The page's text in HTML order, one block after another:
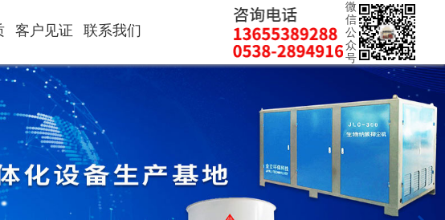
客户见证 联系我们
微
信
公
众
号